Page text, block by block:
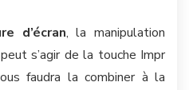
d’écran, la manipulation
s’agir de la touche Impr
faudra la combiner à la